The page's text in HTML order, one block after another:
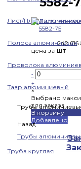
Лист/Плита
Полоса алюминиевая
Проволока
Тавр алюминиевый
Трубы
Назад
Трубы
Труба круглая
242 616
цена за шт
-
+
×
Выбрано
для заказа
В корзину
Добавлено